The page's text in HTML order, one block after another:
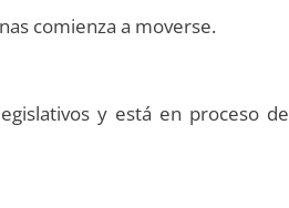
comienza a moverse.
y está en proceso de